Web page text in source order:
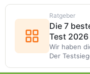
Ratgeber
Die 7
Test 2026
Wir haben
Der